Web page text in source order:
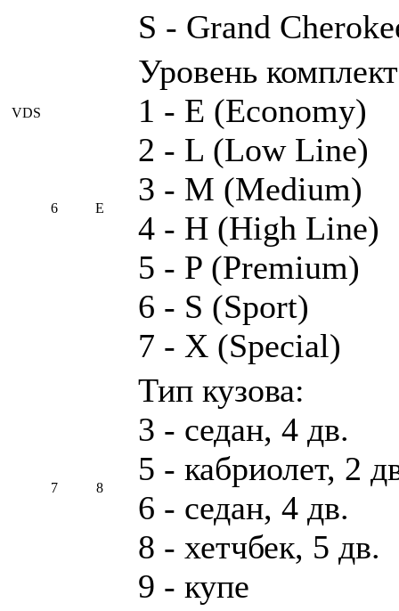
VDS
S - Grand
6 E
Уровень
1 - E (Economy)
2 - L (Low Line)
3 - M (Medium)
4 - H (High Line)
5 - P (Premium)
6 - S (Sport)
7 - X (Special)
7 8
Тип кузова:
3 - седан, 4 дв.
5 - кабриолет, 2
6 - седан, 4 дв.
8 - хетчбек, 5 дв.
9 - купе